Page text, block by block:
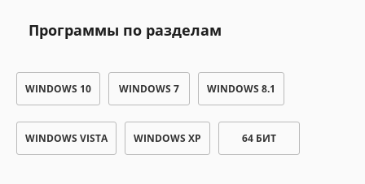
Программы по разделам
WINDOWS 10 WINDOWS 7 WINDOWS 8.1
WINDOWS VISTA WINDOWS XP 64 БИТ